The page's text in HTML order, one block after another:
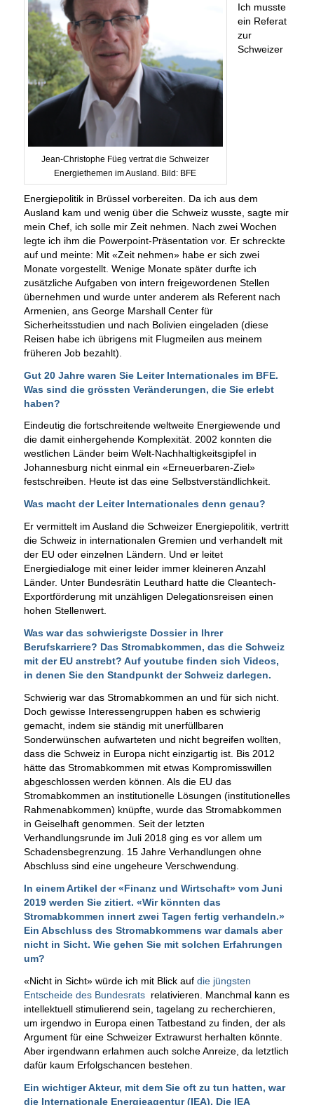
Jean-Christophe Füeg vertrat die Schweizer
Energiethemen im Ausland. Bild: BFE
Ich musste
ein Referat
zur
Schweizer
Energiepolitik in Brüssel vorbereiten. Da ich aus dem
Ausland kam und wenig über die Schweiz wusste, sagte mir
mein Chef, ich solle mir Zeit nehmen. Nach zwei Wochen
legte ich ihm die Powerpoint-Präsentation vor. Er schreckte
auf und meinte: Mit «Zeit nehmen» habe er sich zwei
Monate vorgestellt. Wenige Monate später durfte ich
zusätzliche Aufgaben von intern freigewordenen Stellen
übernehmen und wurde unter anderem als Referent nach
Armenien, ans George Marshall Center für
Sicherheitsstudien und nach Bolivien eingeladen (diese
Reisen habe ich übrigens mit Flugmeilen aus meinem
früheren Job bezahlt).
Gut 20 Jahre waren Sie Leiter Internationales im BFE.
Was sind die grössten Veränderungen, die Sie erlebt
haben?
Eindeutig die fortschreitende weltweite Energiewende und
die damit einhergehende Komplexität. 2002 konnten die
westlichen Länder beim Welt-Nachhaltigkeitsgipfel in
Johannesburg nicht einmal ein «Erneuerbaren-Ziel»
festschreiben. Heute ist das eine Selbstverständlichkeit.
Was macht der Leiter Internationales denn genau?
Er vermittelt im Ausland die Schweizer Energiepolitik, vertritt
die Schweiz in internationalen Gremien und verhandelt mit
der EU oder einzelnen Ländern. Und er leitet
Energiedialoge mit einer leider immer kleineren Anzahl
Länder. Unter Bundesrätin Leuthard hatte die Cleantech-
Exportförderung mit unzähligen Delegationsreisen einen
hohen Stellenwert.
Was war das schwierigste Dossier in Ihrer
Berufskarriere? Das Stromabkommen, das die Schweiz
mit der EU anstrebt? Auf youtube finden sich Videos,
in denen Sie den Standpunkt der Schweiz darlegen.
Schwierig war das Stromabkommen an und für sich nicht.
Doch gewisse Interessengruppen haben es schwierig
gemacht, indem sie ständig mit unerfüllbaren
Sonderwünschen aufwarteten und nicht begreifen wollten,
dass die Schweiz in Europa nicht einzigartig ist. Bis 2012
hätte das Stromabkommen mit etwas Kompromisswillen
abgeschlossen werden können. Als die EU das
Stromabkommen an institutionelle Lösungen (institutionelles
Rahmenabkommen) knüpfte, wurde das Stromabkommen
in Geiselhaft genommen. Seit der letzten
Verhandlungsrunde im Juli 2018 ging es vor allem um
Schadensbegrenzung. 15 Jahre Verhandlungen ohne
Abschluss sind eine ungeheure Verschwendung.
In einem Artikel der «Finanz und Wirtschaft» vom Juni
2019 werden Sie zitiert. «Wir könnten das
Stromabkommen innert zwei Tagen fertig verhandeln.»
Ein Abschluss des Stromabkommens war damals aber
nicht in Sicht. Wie gehen Sie mit solchen Erfahrungen
um?
«Nicht in Sicht» würde ich mit Blick auf die jüngsten
Entscheide des Bundesratsrelativieren. Manchmal kann es
intellektuell stimulierend sein, tagelang zu recherchieren,
um irgendwo in Europa einen Tatbestand zu finden, der als
Argument für eine Schweizer Extrawurst herhalten könnte.
Aber irgendwann erlahmen auch solche Anreize, da letztlich
dafür kaum Erfolgschancen bestehen.
Ein wichtiger Akteur, mit dem Sie oft zu tun hatten, war
die Internationale Energieagentur (IEA). Die IEA